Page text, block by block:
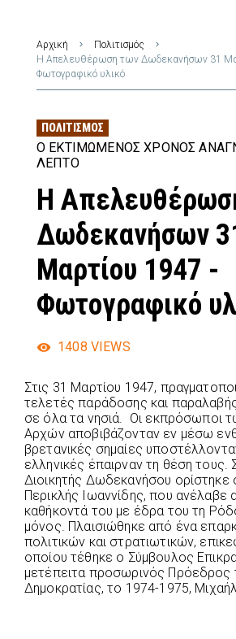
Αρχική
Πολιτισμός
Η Απελευθέρωση των Δωδεκανήσων 31
Φωτογραφικό υλικό
ΠΟΛΙΤΙΣΜΌΣ
Ο ΕΚΤΙΜΏΜΕΝΟΣ ΧΡΌΝΟΣ
ΛΕΠΤΌ
Η
Δωδεκανήσων
Μαρτίου 1947 -
Φωτογραφικό
1408 VIEWS
Στις 31 Μαρτίου 1947,
τελετές παράδοσης και
σε όλα τα νησιά. Οι εκπρόσωποι
Αρχών αποβιβάζονταν εν μέσω
βρετανικές σημαίες
ελληνικές έπαιρναν τη θέση τους.
Διοικητής Δωδεκανήσου ορίστηκε
Περικλής Ιωαννίδης, που ανέλαβε
καθήκοντά του με έδρα του τη
μόνος. Πλαισιώθηκε από ένα
πολιτικών και στρατιωτικών,
οποίου τέθηκε ο Σύμβουλος
μετέπειτα προσωρινός Πρόεδρος
Δημοκρατίας, το 1974-1975,